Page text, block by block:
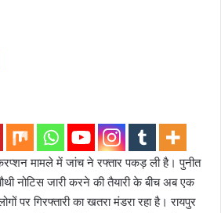
मामले में जांच ने रफ्तार पकड़ ली है। पुनीत
नोटिस जारी करने की तैयारी के बीच अब एक
गिरफ्तारी का खतरा मंडरा रहा है। रायपुर